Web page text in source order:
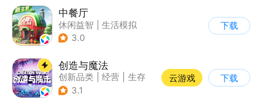
中餐厅
休闲益智
生活模拟
| 餐厅
3.0
下载
创造与魔法
创新品类 经营
生存
| 开放世界
3.1
云游戏 下载